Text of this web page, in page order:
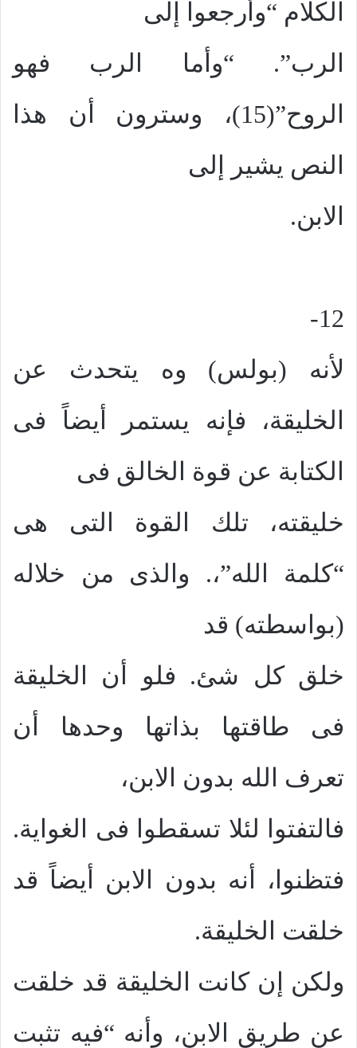
الكلام “وأرجعوا إلى
الرب”. “وأما الرب فهو
الروح”(15)، وسترون أن هذا
النص يشير إلى
الابن.
12-
لأنه (بولس) وه يتحدث عن
الخليقة، فإنه يستمر أيضاً فى
الكتابة عن قوة الخالق فى
خليقته، تلك القوة التى هى
“كلمة الله”،. والذى من خلاله
(بواسطته) قد
خلق كل شئ. فلو أن الخليقة
فى طاقتها بذاتها وحدها أن
تعرف الله بدون الابن،
فالتفتوا لئلا تسقطوا فى الغواية.
فتظنوا، أنه بدون الابن أيضاً قد
خلقت الخليقة.
ولكن إن كانت الخليقة قد خلقت
عن طريق الابن، وأنه “فيه تثبت